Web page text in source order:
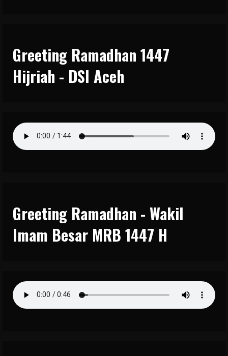
Greeting Ramadhan 1447
Hijriah - DSI Aceh
Greeting Ramadhan - Wakil
Imam Besar MRB 1447 H